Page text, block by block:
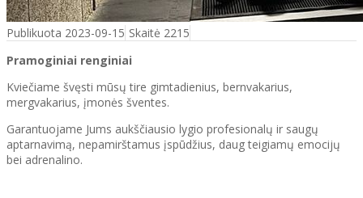
Publikuota 2023-09-15 Skaitė 2215
Pramoginiai renginiai
Kviečiame švęsti mūsų tire gimtadienius, bernvakarius,
mergvakarius, įmonės šventes.
Garantuojame Jums aukščiausio lygio profesionalų ir saugų
aptarnavimą, nepamirštamus įspūdžius, daug teigiamų emocijų
bei adrenalino.